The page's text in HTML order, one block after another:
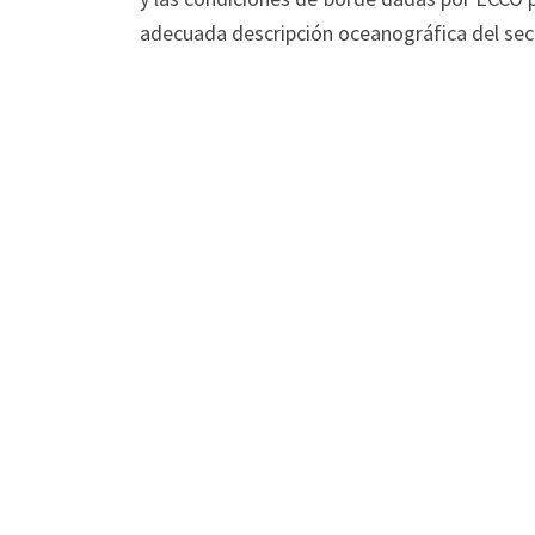
adecuada descripción oceanográfica del